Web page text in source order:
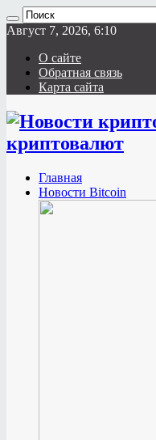
Август 7, 2026, 6:10
О сайте
Обратная связь
Карта сайта
криптовалют
Главная
Новости Bitcoin